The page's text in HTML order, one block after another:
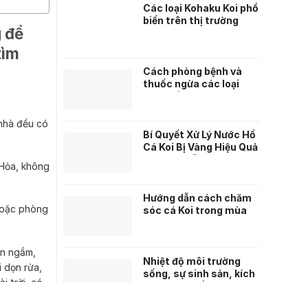
để
đều có
không
phòng
ngắm,
rửa,
Các loại Kohaku Koi phổ
biến trên thị trường
Cách phòng bệnh và
thuốc ngừa các loại
Bí Quyết Xử Lý Nước Hồ
Cá Koi Bị Vàng Hiệu Quả
Hướng dẫn cách chăm
sóc cá Koi trong mùa
Nhiệt độ môi trường
sống, sự sinh sản, kích